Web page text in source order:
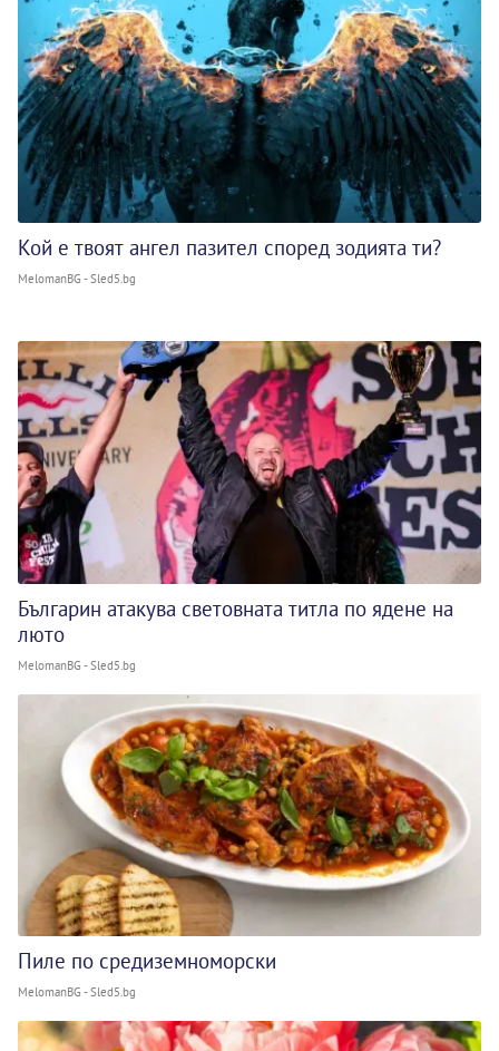
Кой е твоят ангел пазител според зодията ти?
MelomanBG - Sled5.bg
Българин атакува световната титла по ядене на
люто
MelomanBG - Sled5.bg
Пиле по средиземноморски
MelomanBG - Sled5.bg